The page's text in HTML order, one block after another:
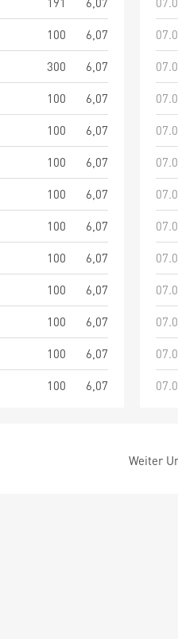
100
6,07
300
6,07
100
6,07
100
6,07
100
6,07
100
6,07
100
6,07
100
6,07
100
6,07
100
6,07
100
6,07
100 6,07
Weiter